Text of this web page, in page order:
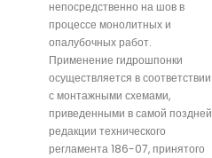
непосредственно на шов в
процессе монолитных и
опалубочных работ.
Применение гидрошпонки
осуществляется в соответствии
с монтажными схемами,
приведенными в самой поздней
редакции технического
регламента 186-07, принятого